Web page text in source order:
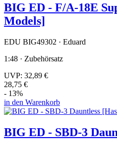
BIG ED - F/A-18E
Models]
EDU BIG49302 · Eduard
1:48 · Zubehörsatz
UVP: 32,89 €
28,75 €
- 13%
in den Warenkorb
BIG ED - SBD-3